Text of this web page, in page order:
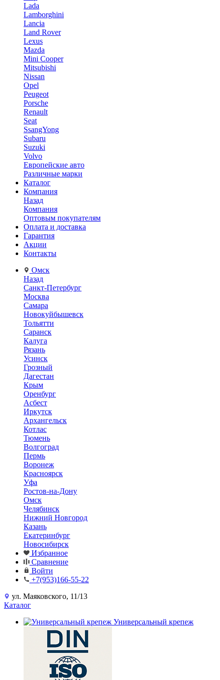
Lada
Lamborghini
Lancia
Land Rover
Lexus
Mazda
Mini Cooper
Mitsubishi
Nissan
Opel
Peugeot
Porsche
Renault
Seat
SsangYong
Subaru
Suzuki
Volvo
Европейские авто
Различные марки
Каталог
Компания
Назад
Компания
Оптовым покупателям
Оплата и доставка
Гарантия
Акции
Контакты
Омск
Назад
Санкт-Петербург
Москва
Самара
Новокуйбышевск
Тольятти
Саранск
Калуга
Рязань
Усинск
Грозный
Дагестан
Крым
Оренбург
Асбест
Иркутск
Архангельск
Котлас
Тюмень
Волгоград
Пермь
Воронеж
Красноярск
Уфа
Ростов-на-Дону
Омск
Челябинск
Нижний Новгород
Казань
Екатеринбург
Новосибирск
Избранное
Сравнение
Войти
+7(953)166-55-22
ул. Маяковского, 11/13
Каталог
Универсальный крепеж